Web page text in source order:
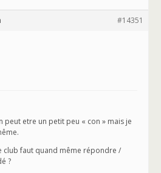
#14351
peut etre un petit peu « con » mais je
club faut quand même répondre /
?